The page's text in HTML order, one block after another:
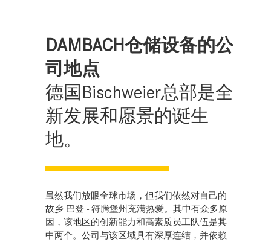
DAMBACH仓储设备的公
司地点
德国Bischweier总部是全
新发展和愿景的诞生
地。
虽然我们放眼全球市场，但我们依然对自己的
故乡 巴登 - 符腾堡州充满热爱。其中有众多原
因，该地区的创新能力和高素质员工队伍是其
中两个。公司与该区域具有深厚连结，并依赖